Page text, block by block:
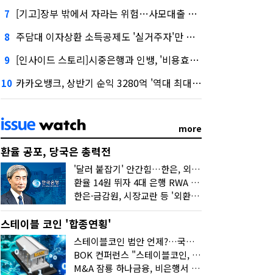
7 [기고]장부 밖에서 자라는 위험…사모대출 시장과 AI
8 주담대 이자상환 소득공제도 '실거주자'만 가능
9 [인사이드 스토리]시중은행과 인뱅, '비용효율성' 다른 잣대 왜?
10 카카오뱅크, 상반기 순익 3280억 '역대 최대'…"캐피탈, 자산 1조원 이상"
more
환율 공포, 당국은 총력전
'달러 붙잡기' 안간힘…한은, 외화 초과지준에 이자 6개월 더
환율 14원 뛰자 4대 은행 RWA 6조 '눈덩이'…2배 뛴 2분기는?
한은·금감원, 시장교란 등 '외환공동검사'…환율 급등 전방위 대응
스테이블 코인 '합종연횡'
스테이블코인 법안 언제?…국회에 쏠린 시선
BOK 컨퍼런스 "스테이블코인, 결제 넘어 보험 대출 등 금융 연결 도구"
M&A 잠룡 하나금융, 비은행서 '두나무'로 눈돌린 이유는